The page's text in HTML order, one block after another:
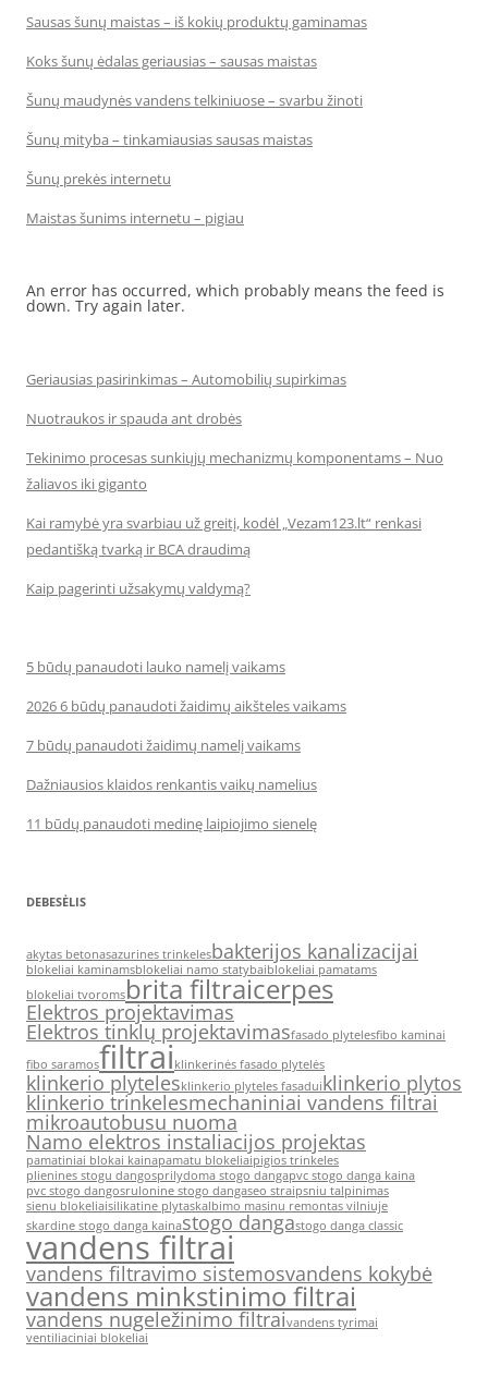
Sausas šunų maistas – iš kokių produktų gaminamas
Koks šunų ėdalas geriausias – sausas maistas
Šunų maudynės vandens telkiniuose – svarbu žinoti
Šunų mityba – tinkamiausias sausas maistas
Šunų prekės internetu
Maistas šunims internetu – pigiau
An error has occurred, which probably means the feed is
down. Try again later.
Geriausias pasirinkimas – Automobilių supirkimas
Nuotraukos ir spauda ant drobės
Tekinimo procesas sunkiųjų mechanizmų komponentams – Nuo
žaliavos iki giganto
Kai ramybė yra svarbiau už greitį, kodėl „Vezam123.lt“ renkasi
pedantišką tvarką ir BCA draudimą
Kaip pagerinti užsakymų valdymą?
5 būdų panaudoti lauko namelį vaikams
2026 6 būdų panaudoti žaidimų aikšteles vaikams
7 būdų panaudoti žaidimų namelį vaikams
Dažniausios klaidos renkantis vaikų namelius
11 būdų panaudoti medinę laipiojimo sienelę
DEBESĖLIS
akytas betonasazurines trinkelesbakterijos kanalizacijai
blokeliai kaminamsblokeliai namo statybaiblokeliai pamatams
blokeliai tvoromsbrita filtraicerpes
Elektros projektavimas
Elektros tinklų projektavimasfasado plytelesfibo kaminai
fibo saramosfiltrai klinkerinės fasado plytelės
klinkerio plytelesklinkerio plyteles fasaduiklinkerio plytos
klinkerio trinkelesmechaniniai vandens filtrai
mikroautobusu nuoma
Namo elektros instaliacijos projektas
pamatiniai blokai kainapamatu blokeliaipigios trinkeles
plienines stogu dangosprilydoma stogo dangapvc stogo danga kaina
pvc stogo dangosrulonine stogo dangaseo straipsniu talpinimas
sienu blokeliaisilikatine plytaskalbimo masinu remontas vilniuje
skardine stogo danga kainastogo dangastogo danga classic
vandens filtrai
vandens filtravimo sistemosvandens kokybė
vandens minkstinimo filtrai
vandens nugeležinimo filtraivandens tyrimai
ventiliaciniai blokeliai